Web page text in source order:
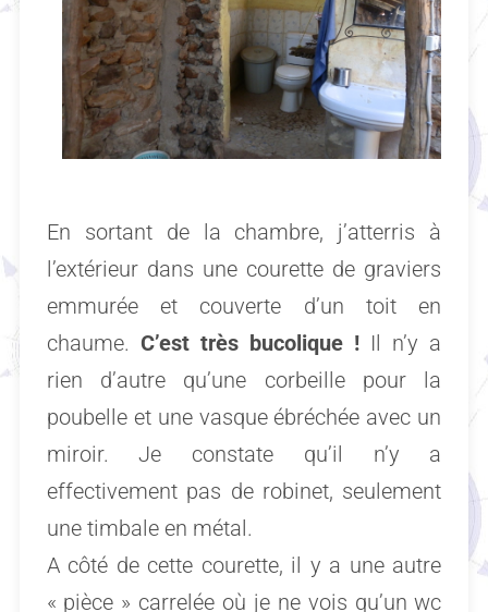
En sortant de la chambre, j’atterris à
l’extérieur dans une courette de graviers
emmurée et couverte d’un toit en
chaume. C’est très bucolique ! Il n’y a
rien d’autre qu’une corbeille pour la
poubelle et une vasque ébréchée avec un
miroir. Je constate qu’il n’y a
effectivement pas de robinet, seulement
une timbale en métal.
A côté de cette courette, il y a une autre
« pièce » carrelée où je ne vois qu’un wc